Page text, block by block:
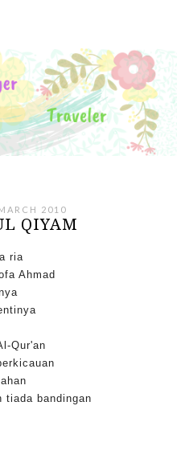
2010
QIYAM
ria
Ahmad
Qur'an
tiada bandingan